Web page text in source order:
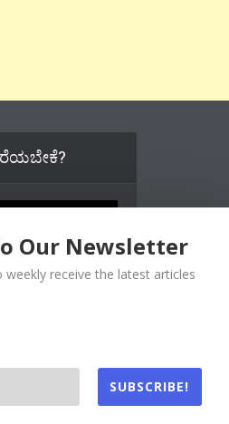
Our Newsletter
weekly receive the latest articles
SUBSCRIBE!